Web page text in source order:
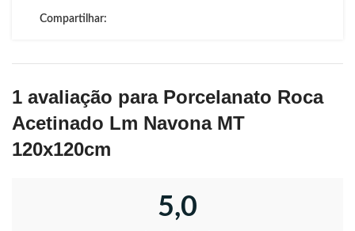
Compartilhar:
1 avaliação para Porcelanato Roca
Acetinado Lm Navona MT
120x120cm
5,0